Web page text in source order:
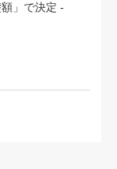
」で決定 -